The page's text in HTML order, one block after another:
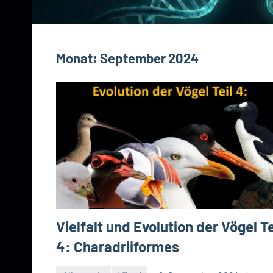
Monat: September 2024
Vielfalt und Evolution der Vögel
4: Charadriiformes